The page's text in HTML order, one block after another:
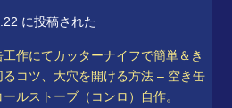
に投稿された
工作にてカッターナイフで簡単＆き
るコツ、大穴を開ける方法 – 空き缶
ルストーブ（コンロ）自作。